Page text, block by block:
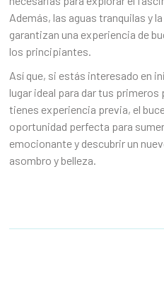
Además, las aguas tranquilas y
garantizan una experiencia de
los principiantes.
Así que, si estás interesado en
lugar ideal para dar tus
tienes experiencia previa, el
oportunidad perfecta para
emocionante y descubrir un
asombro y belleza.